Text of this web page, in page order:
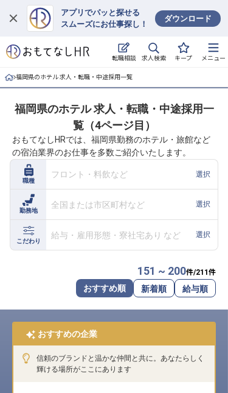
アプリでパッと探せる
スムーズにお仕事探し！
ダウンロード
転職相談 求人検索 キープ メニュー
ログイン
求人・施設を探す
就職・転職 合同説明会
おもてなしHRについて
ご利用の流れ
よくある質問
ホテル・宿泊業界情報コラム
転職サポートに申し込む
採用をお考えの企業様へ
福岡県のホテル 求人・転職・中途採用一覧
福岡県のホテル 求人・転職・中途採用一
覧（4ページ目）
おもてなしHRでは、福岡県勤務のホテル・旅館など
の宿泊業界のお仕事を多数ご紹介いたします。
職種
フロント・料飲など 選択
勤務地
全国または市区町村など 選択
こだわり
給与・雇用形態・寮社宅あり など 選択
151 ~ 200件/211 件
おすすめ順 新着順 給与順
おすすめの企業
信頼のブランドと温かな仲間と共に。あなたらしく
輝ける場所がここにあります